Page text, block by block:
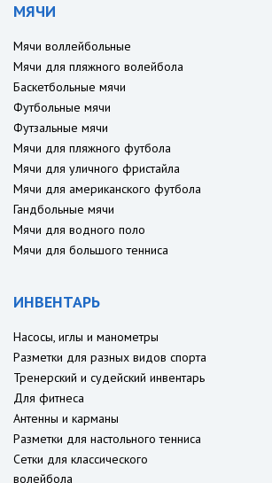
МЯЧИ
Мячи воллейбольные
Мячи для пляжного волейбола
Баскетбольные мячи
Футбольные мячи
Футзальные мячи
Мячи для пляжного футбола
Мячи для уличного фристайла
Мячи для американского футбола
Гандбольные мячи
Мячи для водного поло
Мячи для большого тенниса
ИНВЕНТАРЬ
Насосы, иглы и манометры
Разметки для разных видов спорта
Тренерский и судейский инвентарь
Для фитнеса
Антенны и карманы
Разметки для настольного тенниса
Сетки для классического
волейбола